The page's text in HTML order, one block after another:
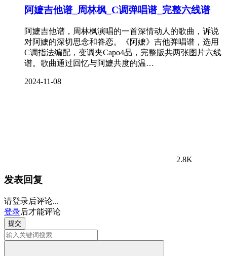
阿嬷吉他谱_周林枫_C调弹唱谱_完整六线谱
阿嬷吉他谱，周林枫演唱的一首深情动人的歌曲，诉说
对阿嬷的深切思念和眷恋。《阿嬷》吉他弹唱谱，选用
C调指法编配，变调夹Capo4品，完整版共两张图片六线
谱。歌曲通过回忆与阿嬷共度的温…
2024-11-08
2.8K
发表回复
请登录后评论...
登录后才能评论
提交